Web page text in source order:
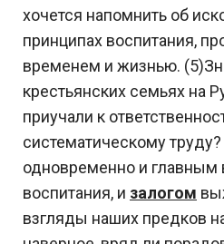
хочется напомнить об
принципах воспитания,
временем и жизнью.
крестьянских семьях на
приучали к
систематическому
одновременно и главным
воспитания, и залогом
взгляды наших предков